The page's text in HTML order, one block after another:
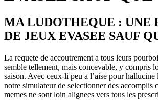
MA LUDOTHEQUE : UNE
DE JEUX EVASEE SAUF
La requete de accoutrement a tous leurs
semble tellement, mais concevable, y compris
saison. Avec ceux-li peu a l’aise pour hallucine
notre simulateur de selectionner des accomplis
memes ne sont loin alignees vers tous les